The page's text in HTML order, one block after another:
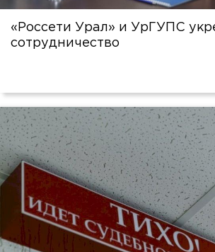
«Россети Урал» и УрГУПС
сотрудничество